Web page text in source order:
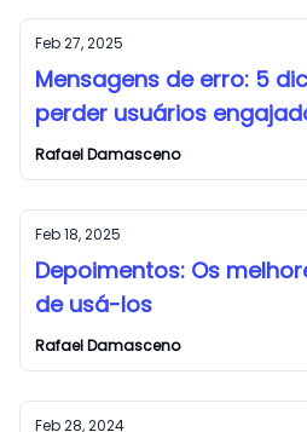
Feb 27, 2025
Mensagens de erro: 5
perder usuários
Rafael Damasceno
Feb 18, 2025
Depoimentos: Os
de usá-los
Rafael Damasceno
Feb 28, 2024